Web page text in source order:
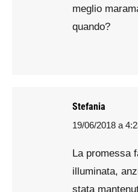
meglio
quando?
Stefania
says:
19/06/2018 a
La promessa
illuminata,
stata